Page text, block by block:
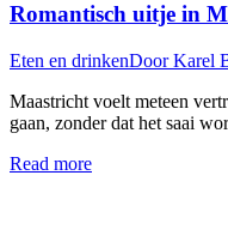
Romantisch uitje in
Eten en drinkenDoorKarel
Maastricht voelt meteen
gaan, zonder dat het saai
Read more